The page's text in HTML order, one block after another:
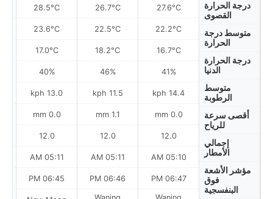
درجة الحرارة
القصوى
متوسط درجة
الحرارة
درجة الحرارة
الدنيا
متوسط
الرطوبة
أقصى سرعة
للرياح
إجمالي
الأمطار
مؤشر الأشعة
فوق
البنفسجية
27.6°C
22.2°C
16.7°C
41%
14.4 kph
0.0 mm
12.0
05:10 AM
06:47 PM
26.7°C
22.5°C
18.2°C
46%
11.5 kph
1.1 mm
12.0
05:11 AM
06:46 PM
28.5°C
23.6°C
17.0°C
40%
13.0 kph
0.0 mm
12.0
05:11 AM
06:45 PM